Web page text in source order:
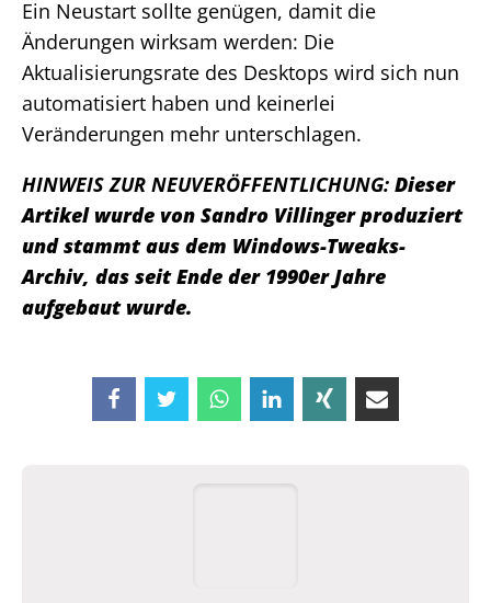
Ein Neustart sollte genügen, damit die
Änderungen wirksam werden: Die
Aktualisierungsrate des Desktops wird sich nun
automatisiert haben und keinerlei
Veränderungen mehr unterschlagen.
HINWEIS ZUR NEUVERÖFFENTLICHUNG: Dieser
Artikel wurde von Sandro Villinger produziert
und stammt aus dem Windows-Tweaks-
Archiv, das seit Ende der 1990er Jahre
aufgebaut wurde.